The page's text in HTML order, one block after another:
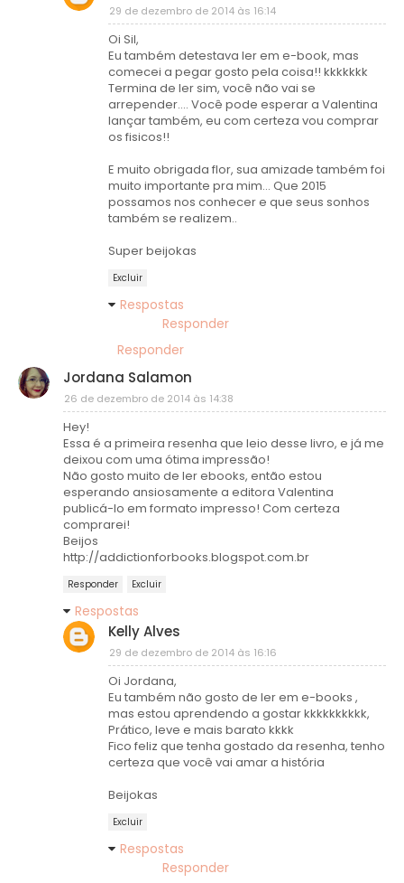
29 de dezembro de 2014 às 16:14
Oi Sil,
Eu também detestava ler em e-book, mas
comecei a pegar gosto pela coisa!! kkkkkkk
Termina de ler sim, você não vai se
arrepender.... Você pode esperar a Valentina
lançar também, eu com certeza vou comprar
os fisicos!!
E muito obrigada flor, sua amizade também foi
muito importante pra mim... Que 2015
possamos nos conhecer e que seus sonhos
também se realizem..
Super beijokas
Excluir
Respostas
Responder
Responder
Jordana Salamon
26 de dezembro de 2014 às 14:38
Hey!
Essa é a primeira resenha que leio desse livro, e já me
deixou com uma ótima impressão!
Não gosto muito de ler ebooks, então estou
esperando ansiosamente a editora Valentina
publicá-lo em formato impresso! Com certeza
comprarei!
Beijos
http://addictionforbooks.blogspot.com.br
Responder Excluir
Respostas
Kelly Alves
29 de dezembro de 2014 às 16:16
Oi Jordana,
Eu também não gosto de ler em e-books ,
mas estou aprendendo a gostar kkkkkkkkkk,
Prático, leve e mais barato kkkk
Fico feliz que tenha gostado da resenha, tenho
certeza que você vai amar a história
Beijokas
Excluir
Respostas
Responder